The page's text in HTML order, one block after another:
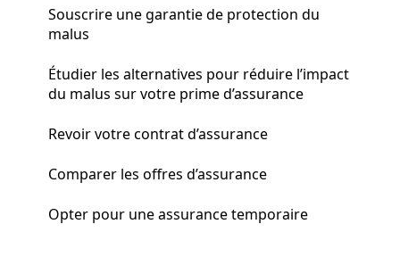
Souscrire une garantie de protection du
malus
Étudier les alternatives pour réduire l’impact
du malus sur votre prime d’assurance
Revoir votre contrat d’assurance
Comparer les offres d’assurance
Opter pour une assurance temporaire